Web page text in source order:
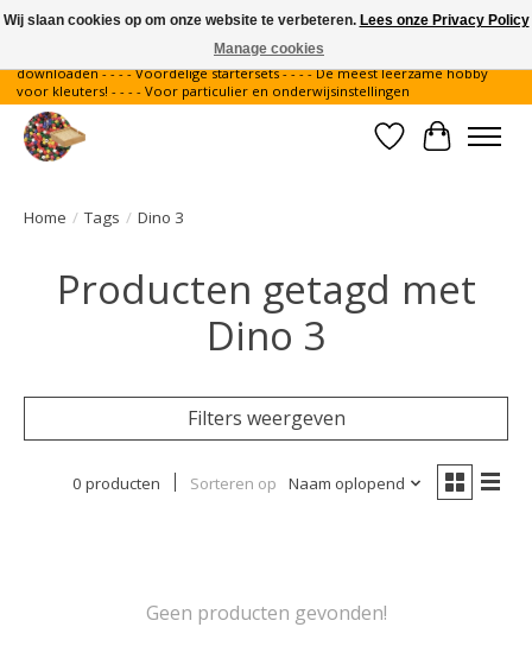
Gratis verzending binnen Nederland - - - - Legvoorbeelden gratis te
downloaden - - - - Voordelige startersets - - - - De meest leerzame hobby
voor kleuters! - - - - Voor particulier en onderwijsinstellingen
Verlanglijst
Home / Tags / Dino 3
Producten getagd met
Dino 3
Filters weergeven
0 producten Sorteren op Naam oplopend
Geen producten gevonden!
Wij slaan cookies op om onze website te verbeteren. Lees onze Privacy Policy
Manage cookies